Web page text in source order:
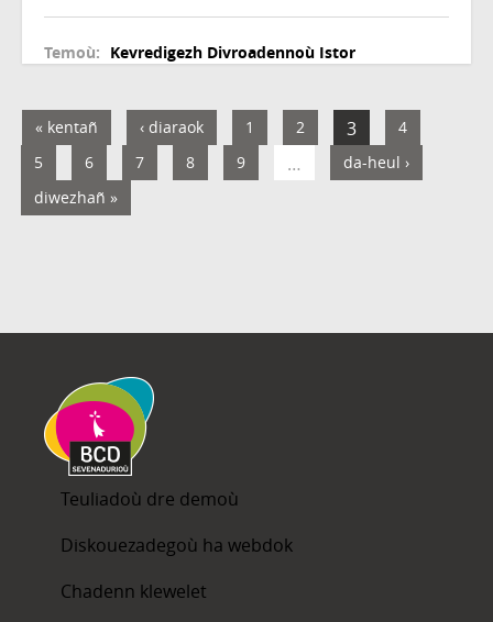
Temoù: Kevredigezh Divroadennoù Istor
« kentañ ‹ diaraok 1 2 3
4
5
6 7 8 9 …
da-heul ›
diwezhañ »
Teuliadoù dre demoù
Diskouezadegoù ha webdok
Chadenn klewelet